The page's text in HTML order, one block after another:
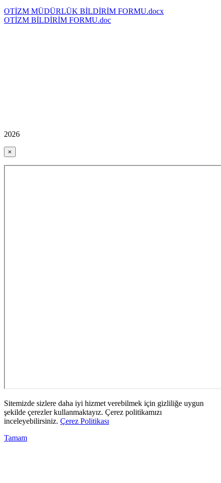
OTİZM MÜDÜRLÜK BİLDİRİM FORMU.docx
OTİZM BİLDİRİM FORMU.doc
2026
×
Sitemizde sizlere daha iyi hizmet verebilmek için gizliliğe uygun
şekilde çerezler kullanmaktayız. Çerez politikamızı
inceleyebilirsiniz. Çerez Politikası
Tamam